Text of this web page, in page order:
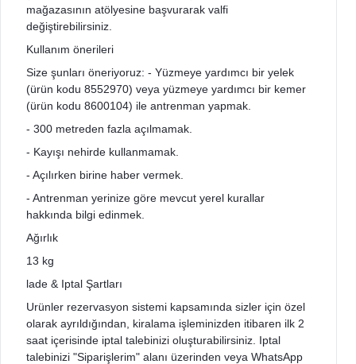
mağazasının atölyesine başvurarak valfi
değiştirebilirsiniz.
Kullanım önerileri
Size şunları öneriyoruz: - Yüzmeye yardımcı bir yelek
(ürün kodu 8552970) veya yüzmeye yardımcı bir kemer
(ürün kodu 8600104) ile antrenman yapmak.
- 300 metreden fazla açılmamak.
- Kayışı nehirde kullanmamak.
- Açılırken birine haber vermek.
- Antrenman yerinize göre mevcut yerel kurallar
hakkında bilgi edinmek.
Ağırlık
13 kg
lade & Iptal Şartları
Urünler rezervasyon sistemi kapsamında sizler için özel
olarak ayrıldığından, kiralama işleminizden itibaren ilk 2
saat içerisinde iptal talebinizi oluşturabilirsiniz. Iptal
talebinizi "Siparişlerim" alanı üzerinden veya WhatsApp